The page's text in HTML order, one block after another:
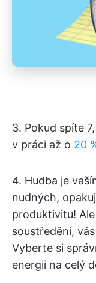
3. Pokud spíte
v práci až o 20
4. Hudba je
nudných,
produktivitu!
soustředění,
Vyberte si
energii na celý